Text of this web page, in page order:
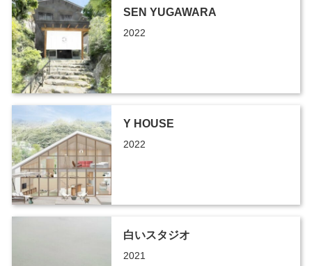
SEN YUGAWARA
2022
Y HOUSE
2022
白いスタジオ
2021